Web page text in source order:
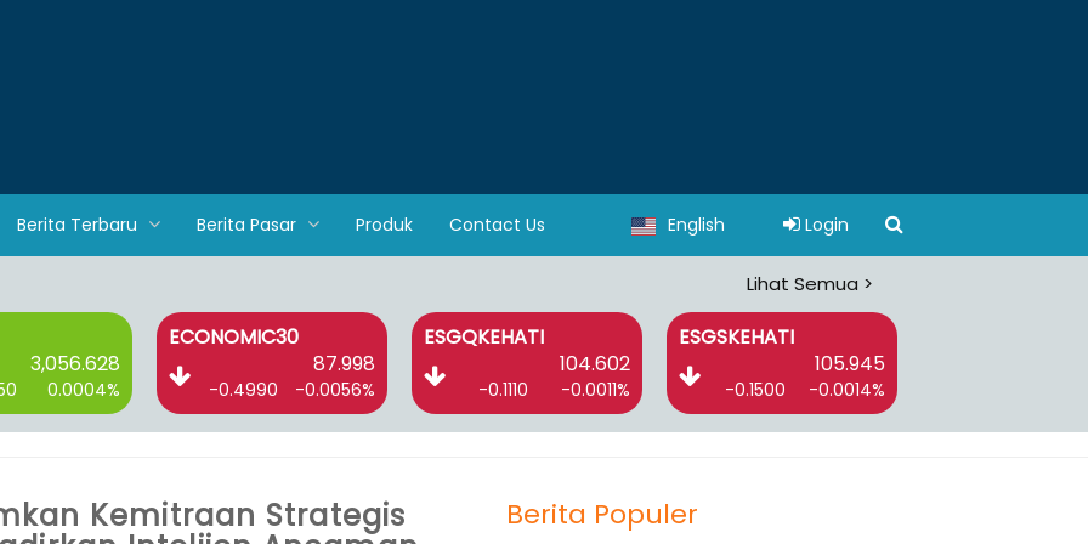
English Login
Berita Terbaru Berita Pasar Produk Contact Us
Lihat Semua >
3,056.628
0.0004%
ECONOMIC30
87.998
-0.4990 -0.0056%
ESGQKEHATI
104.602
-0.1110 -0.0011%
ESGSKEHATI
105.945
-0.1500 -0.0014%
Kemitraan Strategis Berita Populer